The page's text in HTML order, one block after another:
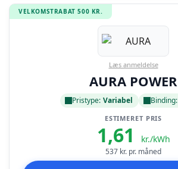
VELKOMSTRABAT 500 KR.
Læs anmeldelse
AURA POWER
Pristype: Variabel Binding:
ESTIMERET PRIS
1,61 kr./kWh
537 kr. pr. måned